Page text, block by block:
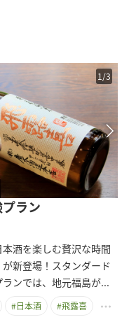
1/3
ラン
酒を楽しむ贅沢な時間
新登場！スタンダード
ンでは、地元福島が...
#日本酒 #飛露喜